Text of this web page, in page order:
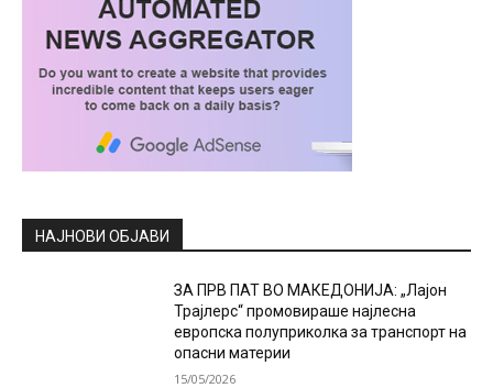
НАЈНОВИ ОБЈАВИ
ЗА ПРВ ПАТ ВО МАКЕДОНИЈА: „Лајон
Трајлерс“ промовираше најлесна
европска полуприколка за транспорт на
опасни материи
15/05/2026